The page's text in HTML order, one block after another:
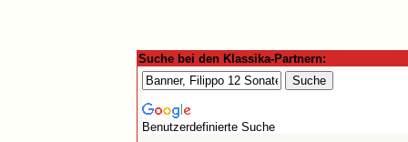
Suche bei den Klassika-Partnern:
Benutzerdefinierte Suche